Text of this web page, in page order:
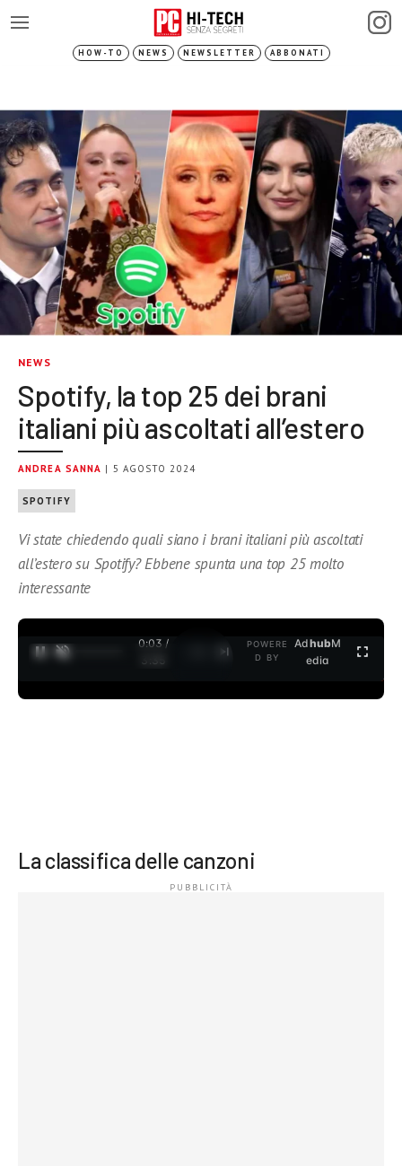
HOW-TO NEWS NEWSLETTER ABBONATI
NEWS
Spotify, la top 25 dei brani
italiani più ascoltati all’estero
ANDREA SANNA | 5 AGOSTO 2024
SPOTIFY
Vi state chiedendo quali siano i brani italiani più ascoltati
all’estero su Spotify? Ebbene spunta una top 25 molto
interessante
0:04 /
3:35
POWERE
D BY
AdhubM
edia
La classifica delle canzoni